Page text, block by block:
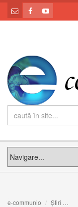
e-communio Știri